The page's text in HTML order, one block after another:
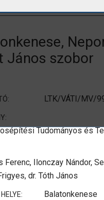
János szobor
LTK/VÁTI/MV/
Tudományos és
Ferenc, Ilonczay Nándor,
dr. Tóth János
Balatonkenese